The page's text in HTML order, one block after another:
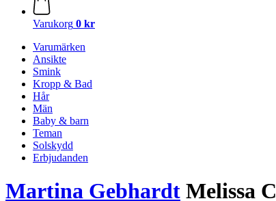
Varukorg 0 kr
Varumärken
Ansikte
Smink
Kropp & Bad
Hår
Män
Baby & barn
Teman
Solskydd
Erbjudanden
Martina Gebhardt Melissa